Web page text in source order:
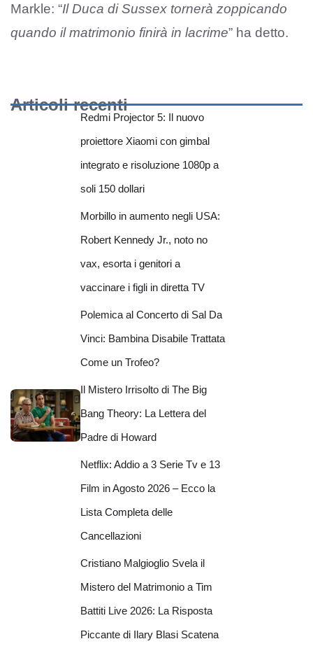
Markle: “Il Duca di Sussex tornerà zoppicando
quando il matrimonio finirà in lacrime” ha detto.
Articoli recenti
Redmi Projector 5: Il nuovo
proiettore Xiaomi con gimbal
integrato e risoluzione 1080p a
soli 150 dollari
Morbillo in aumento negli USA:
Robert Kennedy Jr., noto no
vax, esorta i genitori a
vaccinare i figli in diretta TV
Polemica al Concerto di Sal Da
Vinci: Bambina Disabile Trattata
Come un Trofeo?
Il Mistero Irrisolto di The Big
Bang Theory: La Lettera del
Padre di Howard
Netflix: Addio a 3 Serie Tv e 13
Film in Agosto 2026 – Ecco la
Lista Completa delle
Cancellazioni
Cristiano Malgioglio Svela il
Mistero del Matrimonio a Tim
Battiti Live 2026: La Risposta
Piccante di Ilary Blasi Scatena